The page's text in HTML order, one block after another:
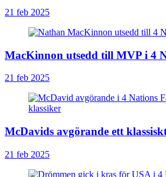
21 feb 2025
MacKinnon utsedd till MVP i 4
21 feb 2025
McDavids avgörande ett
21 feb 2025